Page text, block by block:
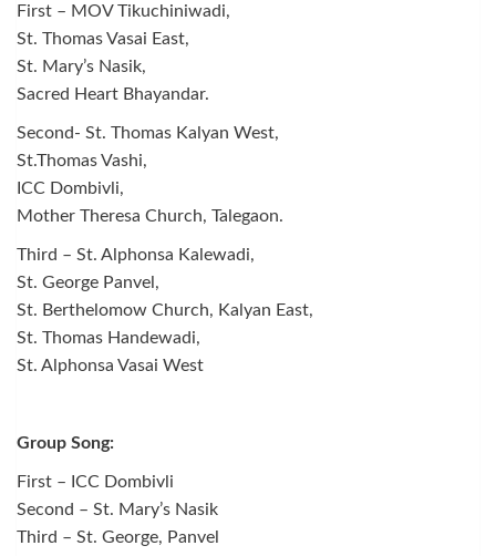
First – MOV Tikuchiniwadi,
St. Thomas Vasai East,
St. Mary’s Nasik,
Sacred Heart Bhayandar.
Second- St. Thomas Kalyan West,
St.Thomas Vashi,
ICC Dombivli,
Mother Theresa Church, Talegaon.
Third – St. Alphonsa Kalewadi,
St. George Panvel,
St. Berthelomow Church, Kalyan East,
St. Thomas Handewadi,
St. Alphonsa Vasai West
Group Song:
First – ICC Dombivli
Second – St. Mary’s Nasik
Third – St. George, Panvel